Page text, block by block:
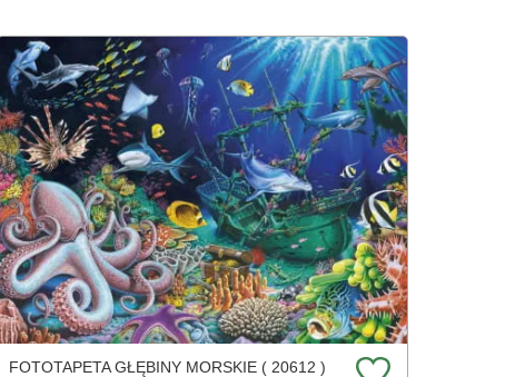
FOTOTAPETA GŁĘBINY MORSKIE ( 20612 )